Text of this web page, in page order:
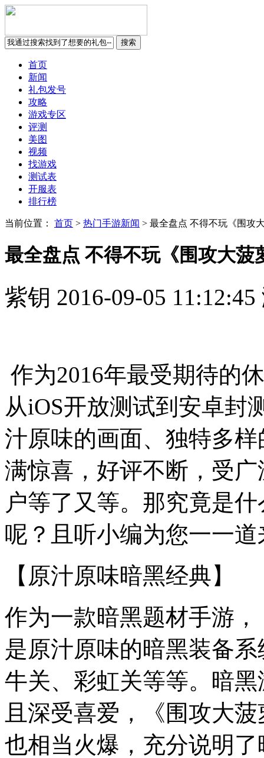
首页
新闻
礼包发号
攻略
游戏专区
评测
美图
视频
找游戏
测试表
开服表
排行榜
当前位置： 首页 > 热门手游新闻 > 最全盘点 不得不玩《围攻
最全盘点 不得不玩《围攻大菠
紫钥 2016-09-05 11:12:45
作为2016年最受期待的
从iOS开放测试到安卓封
汁原味的画面、独特多
满惊喜，好评不断，受
户等了又等。那究竟是
呢？且听小编为您一一道
【原汁原味暗黑经典】
作为一款暗黑题材手游
是原汁原味的暗黑装备
牛关、彩虹关等等。暗
且深受喜爱，《围攻大
也相当火爆，充分说明